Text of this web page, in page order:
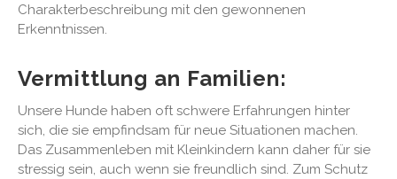
Charakterbeschreibung mit den gewonnenen
Erkenntnissen.
Vermittlung an Familien:
Unsere Hunde haben oft schwere Erfahrungen hinter
sich, die sie empfindsam für neue Situationen machen.
Das Zusammenleben mit Kleinkindern kann daher für sie
stressig sein, auch wenn sie freundlich sind. Zum Schutz